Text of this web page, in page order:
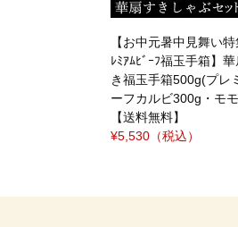
【お中元暑中見舞い特
ﾚﾐｱﾑﾋﾞｰﾌ福玉手箱】
き福玉手箱500g(プレ
ーフカルビ300g・モ
【送料無料】
¥5,530 （税込）